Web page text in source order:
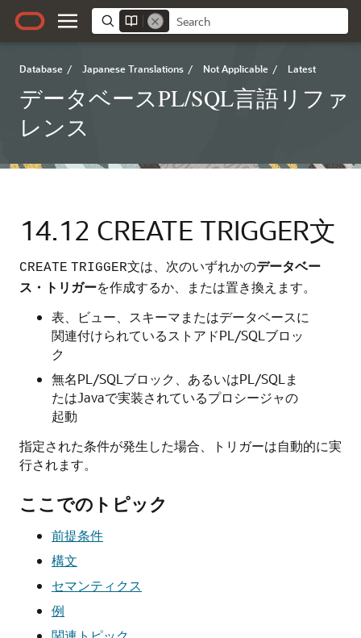
Database / Japanese Translations / Not Applicable / Latest
データベースPL/SQL言語リファ
レンス
14.12 CREATE TRIGGER文
CREATE TRIGGER文は、次のいずれかのデータベー
ス・トリガーを作成するか、または置き換えます。
表、ビュー、スキーマまたはデータベースに
関連付けられているストアドPL/SQLブロッ
ク
無名PL/SQLブロック、あるいはPL/SQLま
たはJavaで実装されているプロシージャの
起動
指定された条件が発生した場合、トリガーは自動的に実
行されます。
ここでのトピック
前提条件
構文
セマンティクス
例